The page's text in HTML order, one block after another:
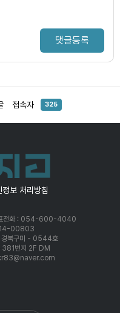
댓글등록
접속자 325
정보 처리방침
전화 : 054-600-4040
14-00803
경북구미 - 0544호
381번지 2F DM